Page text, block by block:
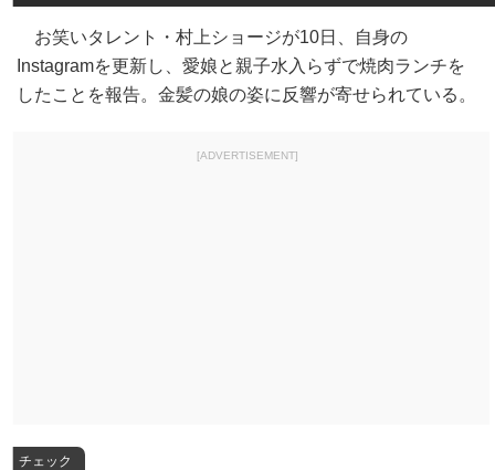
お笑いタレント・村上ショージが10日、自身の
Instagramを更新し、愛娘と親子水入らずで焼肉ランチを
したことを報告。金髪の娘の姿に反響が寄せられている。
[ADVERTISEMENT]
チェック